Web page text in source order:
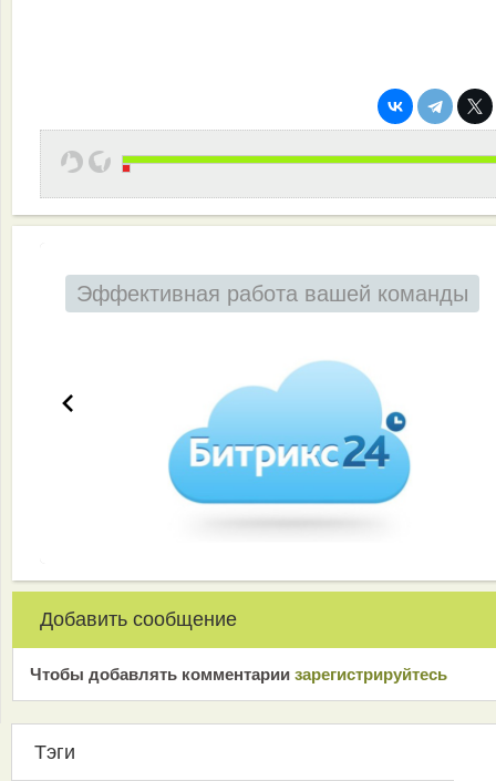
Эффективная работа вашей команды
Добавить сообщение
Чтобы добавлять комментарии зарeгиcтрирyйтeсь
Тэги